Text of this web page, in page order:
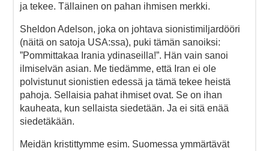
ja tekee. Tällainen on pahan ihmisen merkki.
Sheldon Adelson, joka on johtava sionistimiljardööri
(näitä on satoja USA:ssa), puki tämän sanoiksi:
”Pommittakaa Irania ydinaseilla!”. Hän vain sanoi
ilmiselvän asian. Me tiedämme, että Iran ei ole
polvistunut sionistien edessä ja tämä tekee heistä
pahoja. Sellaisia pahat ihmiset ovat. Se on ihan
kauheata, kun sellaista siedetään. Ja ei sitä enää
siedetäkään.
Meidän kristittymme esim. Suomessa ymmärtävät